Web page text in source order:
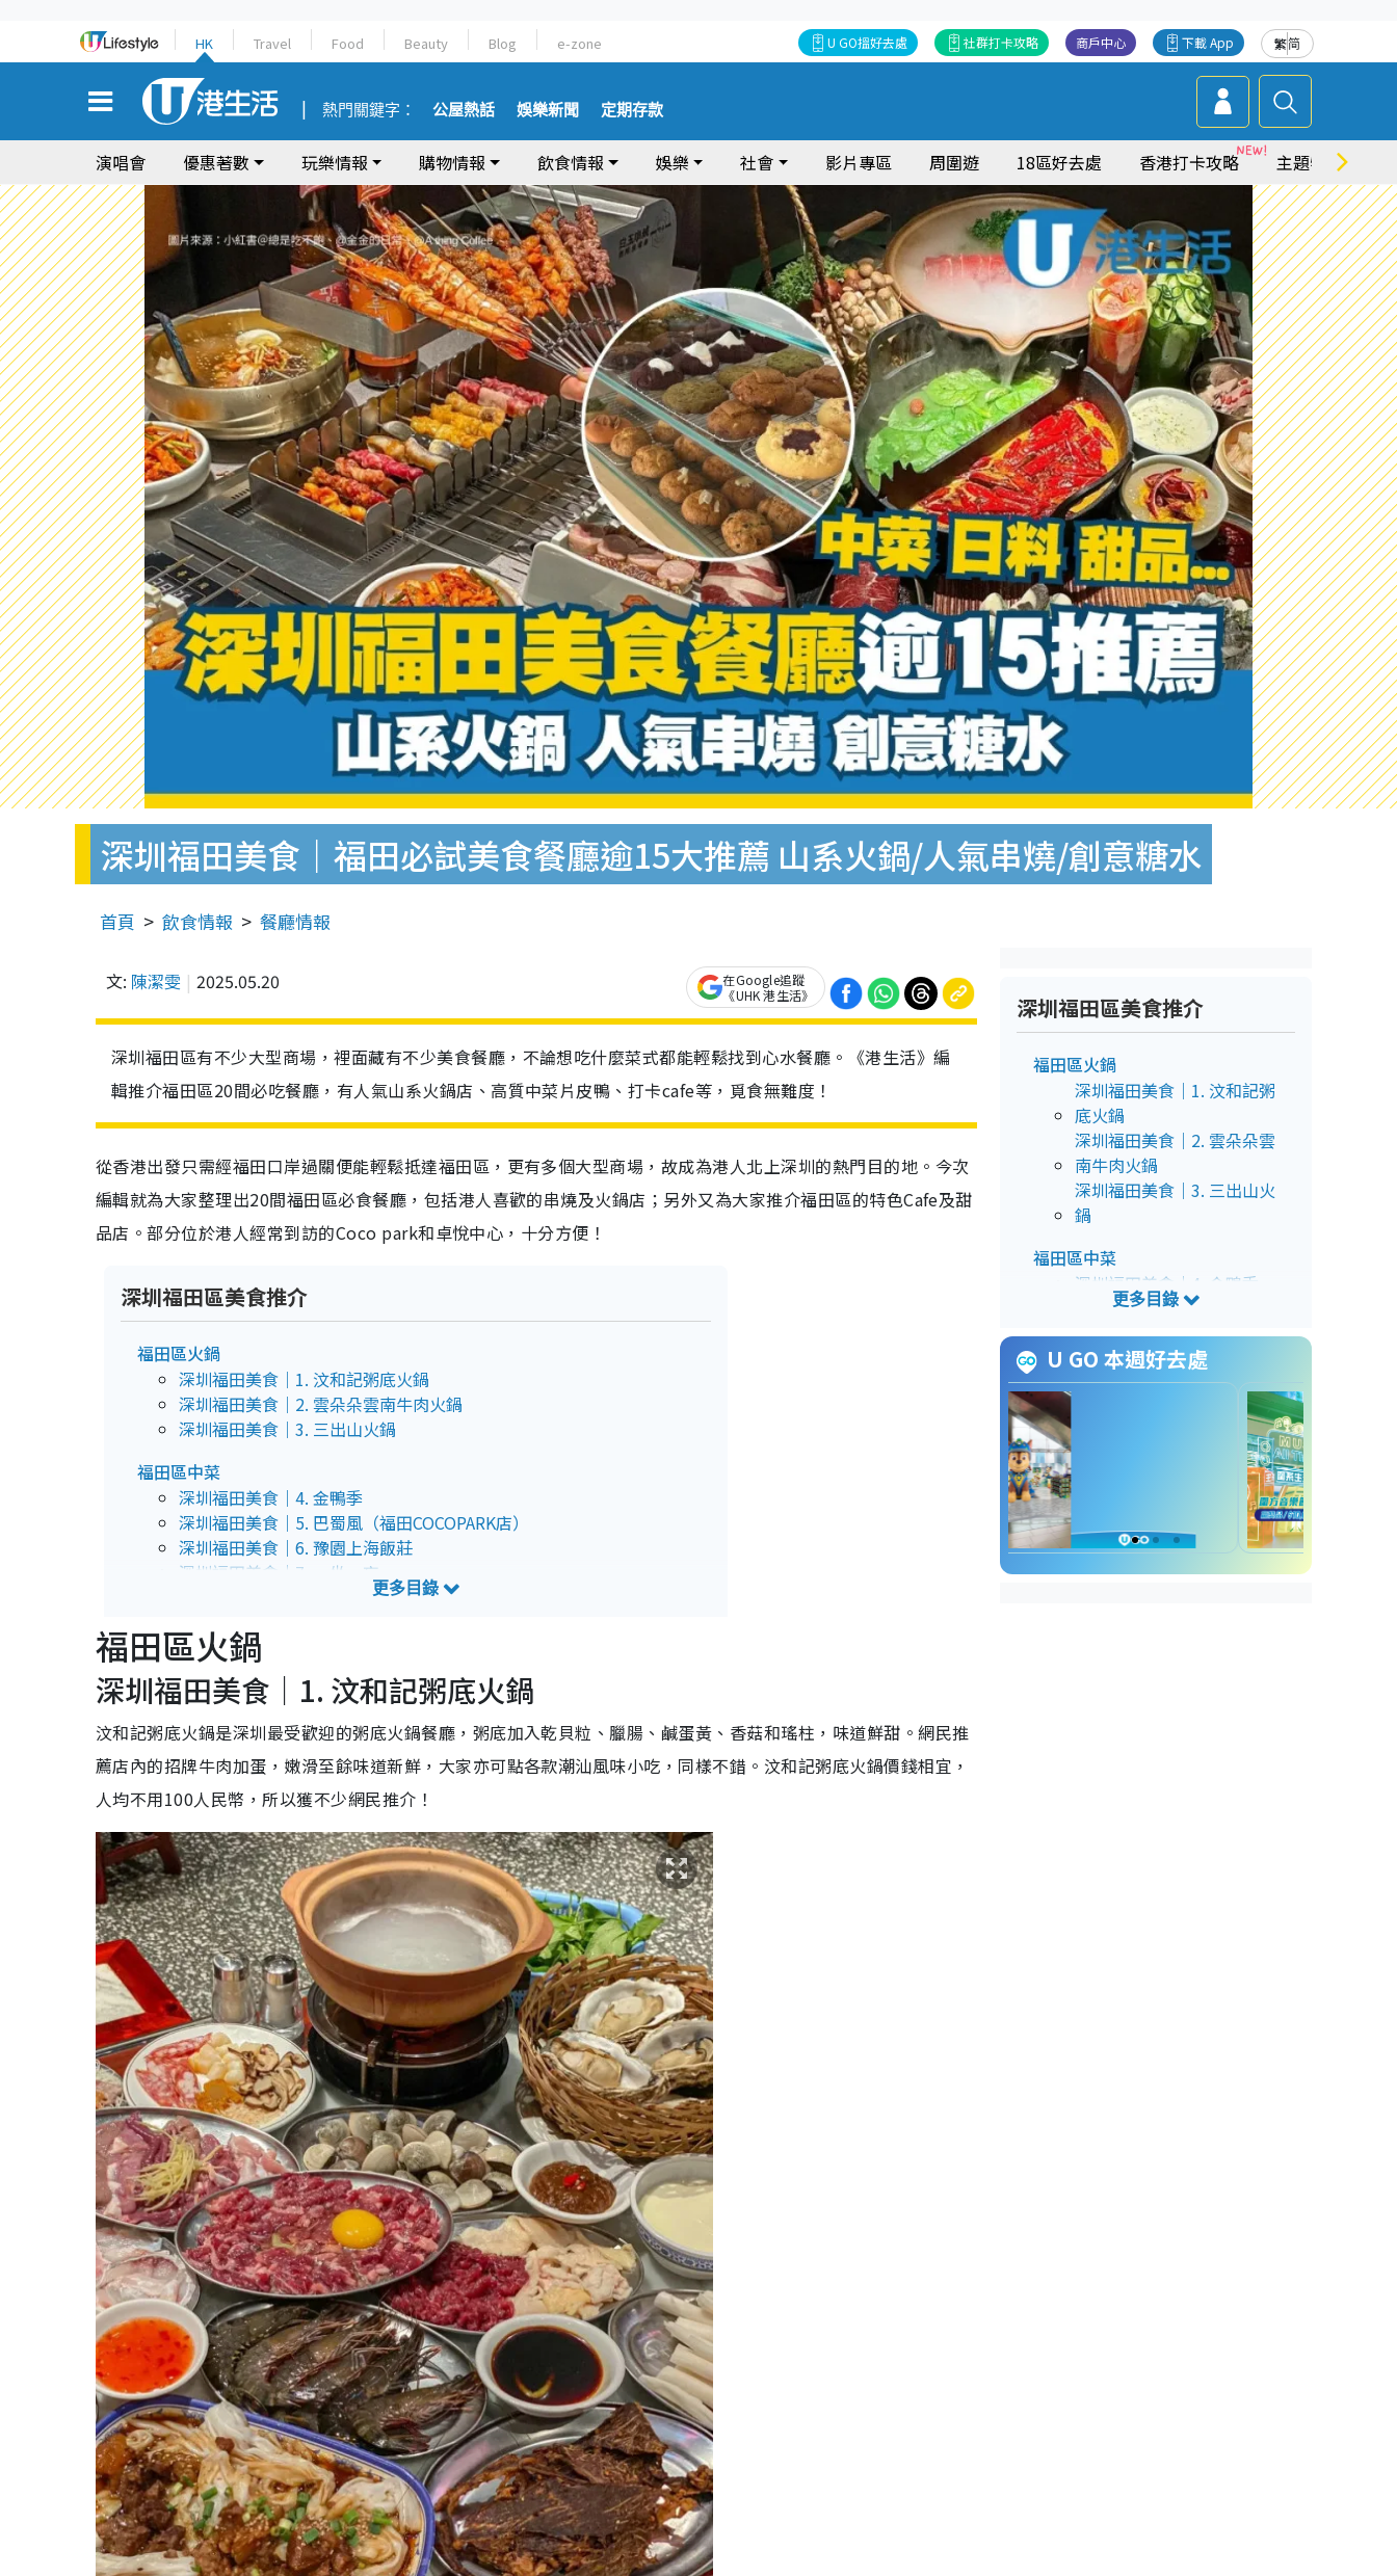
HK Travel Food Beauty Blog e-zone 繁简
下載 App
商戶中心
社群打卡攻略
U GO搵好去處
熱門關鍵字： 公屋熱話 娛樂新聞 定期存款
演唱會 優惠著數 玩樂情報 購物情報 飲食情報 娛樂 社會 影片專區 周圍遊 18區好去處 香港打卡攻略 主題特集
深圳福田美食｜福田必試美食餐廳逾15大推薦 山系火鍋/人氣串燒/創意糖水
首頁 飲食情報 餐廳情報
文: 陳潔雯 2025.05.20
在Google追蹤
《UHK 港生活》
深圳福田區有不少大型商場，裡面藏有不少美食餐廳，不論想吃什麼菜式都能輕鬆找到心水餐廳。《港生活》編
輯推介福田區20間必吃餐廳，有人氣山系火鍋店、高質中菜片皮鴨、打卡cafe等，覓食無難度！
從香港出發只需經福田口岸過關便能輕鬆抵達福田區，更有多個大型商場，故成為港人北上深圳的熱門目的地。今次
編輯就為大家整理出20間福田區必食餐廳，包括港人喜歡的串燒及火鍋店；另外又為大家推介福田區的特色Cafe及甜
品店。部分位於港人經常到訪的Coco park和卓悅中心，十分方便！
深圳福田區美食推介
福田區火鍋
深圳福田美食｜1. 汶和記粥底火鍋
深圳福田美食｜2. 雲朵朵雲南牛肉火鍋
深圳福田美食｜3. 三出山火鍋
福田區中菜
深圳福田美食｜4. 金鴨季
深圳福田美食｜5. 巴蜀風（福田COCOPARK店）
深圳福田美食｜6. 豫園上海飯莊
深圳福田美食｜7. 一坐一忘
深圳福田美食｜8. 二把手燒烤
深圳福田美食｜9. 白玉串城·朝鮮族烤串
福田區東南亞菜
深圳福田美食｜10. 碳水精英-東南亞廚房
深圳福田美食｜11. 二十二象 Soi22Bisto
福田區日料
深圳福田美食｜12. 肉肉大米
深圳福田美食｜13. 一樂の食堂
深圳福田美食｜14. 鳥沢TORISAWĀ
深圳福田美食｜15. 壽司処·小志
福田區Cafe/甜品
深圳福田美食｜16. SAANCI山池咖啡店
深圳福田美食｜17. 回春調茶
深圳福田美食｜18. Hansyn
深圳福田美食｜19. A thing Coffee
深圳福田美食｜20. 山札咖啡
福田區火鍋
深圳福田美食｜1. 汶和記粥底火鍋
汶和記粥底火鍋是深圳最受歡迎的粥底火鍋餐廳，粥底加入乾貝粒、臘腸、鹹蛋黃、香菇和瑤柱，味道鮮甜。網民推
薦店內的招牌牛肉加蛋，嫩滑至餘味道新鮮，大家亦可點各款潮汕風味小吃，同樣不錯。汶和記粥底火鍋價錢相宜，
人均不用100人民幣，所以獲不少網民推介！
深圳福田區美食推介
福田區火鍋
深圳福田美食｜1. 汶和記粥
底火鍋
深圳福田美食｜2. 雲朵朵雲
南牛肉火鍋
深圳福田美食｜3. 三出山火
鍋
福田區中菜
深圳福田美食｜4. 金鴨季
深圳福田美食｜5. 巴蜀風
（福田COCOPARK店）
深圳福田美食｜6. 豫園上海
飯莊
深圳福田美食｜7. 一坐一忘
福田區串燒
深圳福田美食｜8. 二把手燒
深圳福田美食｜9. 白玉串城
·朝鮮族烤串
U GO 本週好去處